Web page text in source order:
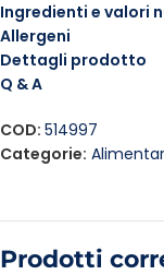
Ingredienti e valori
Allergeni
Dettagli prodotto
Q & A
COD: 514997
Categorie:
Prodotti